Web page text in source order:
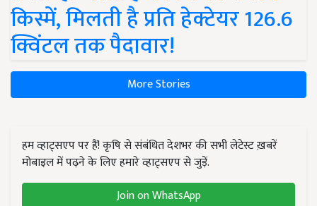
किस्में, मिलती है प्रति हेक्टेयर 126.6
क्विंटल तक पैदावार!
More Stories
हम व्हाट्सएप पर हैं! कृषि से संबंधित देशभर की सभी लेटेस्ट ख़बरें
मोबाइल में पढ़ने के लिए हमारे व्हाट्सएप से जुड़ें.
Join on WhatsApp